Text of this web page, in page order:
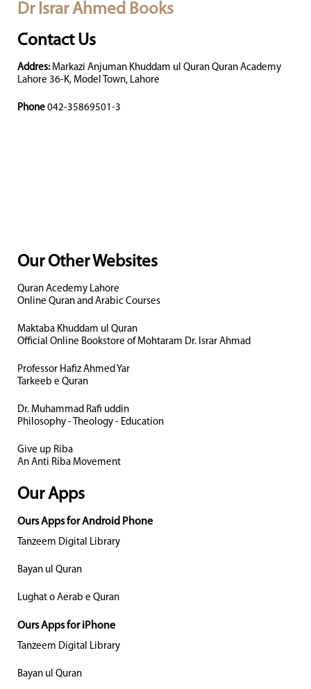
Dr Israr Ahmed Books
Contact Us
Addres: Markazi Anjuman Khuddam ul Quran Quran Academy
Lahore 36-K, Model Town, Lahore
Phone 042-35869501-3
Our Other Websites
Quran Acedemy Lahore
Online Quran and Arabic Courses
Maktaba Khuddam ul Quran
Official Online Bookstore of Mohtaram Dr. Israr Ahmad
Professor Hafiz Ahmed Yar
Tarkeeb e Quran
Dr. Muhammad Rafi uddin
Philosophy - Theology - Education
Give up Riba
An Anti Riba Movement
Our Apps
Ours Apps for Android Phone
Tanzeem Digital Library
Bayan ul Quran
Lughat o Aerab e Quran
Ours Apps for iPhone
Tanzeem Digital Library
Bayan ul Quran